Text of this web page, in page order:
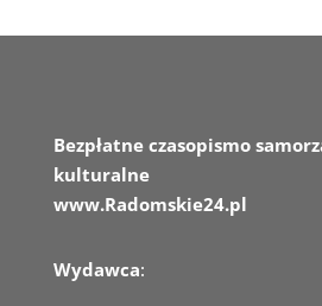
Bezpłatne czasopismo
kulturalne
www.Radomskie24.pl
Wydawca: